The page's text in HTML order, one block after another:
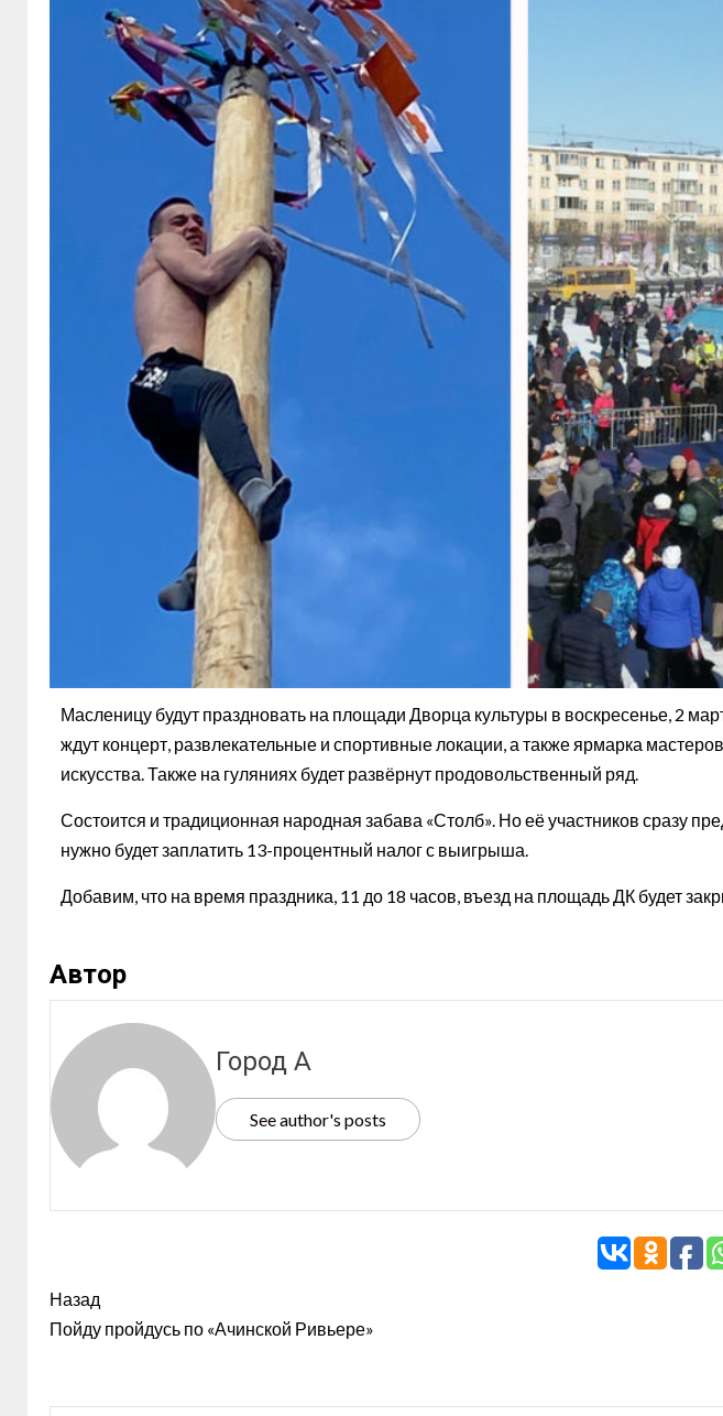
Масленицу будут праздновать на площади Дворца культуры в воскресенье, 2
ждут концерт, развлекательные и спортивные локации, а также ярмарка
искусства. Также на гуляниях будет развёрнут продовольственный ряд.
Состоится и традиционная народная забава «Столб». Но её участников сразу
нужно будет заплатить 13-процентный налог с выигрыша.
Добавим, что на время праздника, 11 до 18 часов, въезд на площадь ДК будет
Автор
Город А
See author's posts
Назад
Пойду пройдусь по «Ачинской Ривьере»